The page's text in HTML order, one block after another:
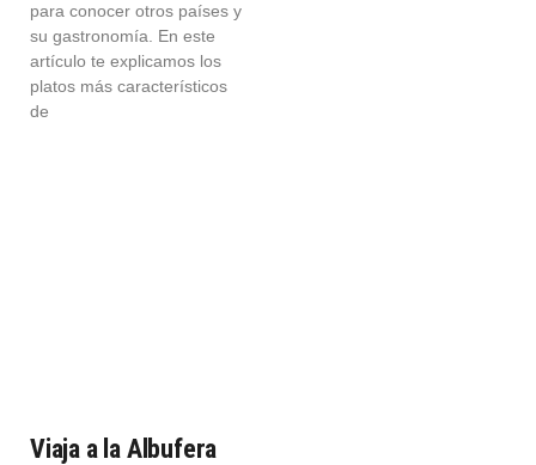
para conocer otros países y
su gastronomía. En este
artículo te explicamos los
platos más característicos
de
Viaja a la Albufera